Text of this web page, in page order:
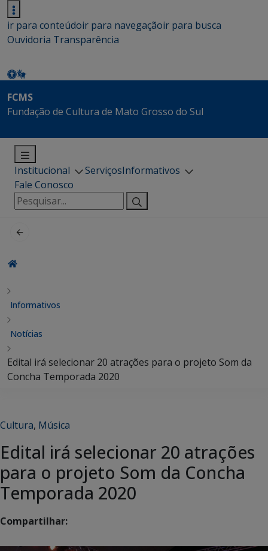
ir para conteúdoir para navegaçãoir para busca
Ouvidoria Transparência
FCMS
Fundação de Cultura de Mato Grosso do Sul
Institucional ServiçosInformativos
Fale Conosco
Pesquisar
por:
Informativos
Notícias
Edital irá selecionar 20 atrações para o projeto Som da
Concha Temporada 2020
Cultura, Música
Edital irá selecionar 20 atrações
para o projeto Som da Concha
Temporada 2020
Compartilhar: